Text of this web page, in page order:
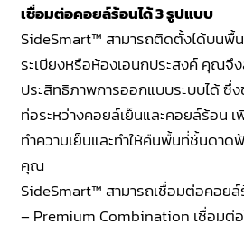
เชื่อมต่อคอยล์ร้อนได้ 3 รูปแบบ
SideSmart™ สามารถติดตั้งได้บนพื้น
ระเบียงหรือห้องเอนกประสงค์ คุณจึ
ประสิทธิภาพการออกแบบระบบได้ ซึ่
ท่อระหว่างคอยล์เย็นและคอยล์ร้อน
ทำความเย็นและทำให้คืนพื้นที่ชั้นดาด
คุณ
SideSmart™ สามารถเชื่อมต่อคอย
– Premium Combination เชื่อมต่